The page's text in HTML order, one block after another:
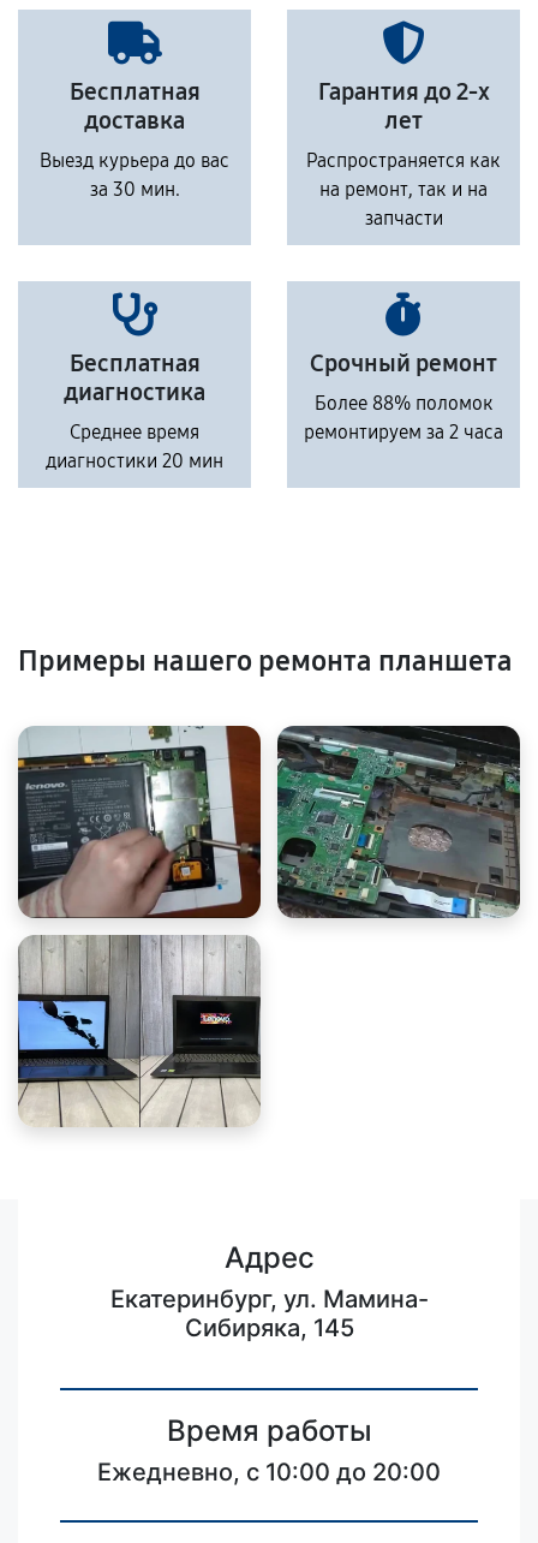
Бесплатная
доставка
Выезд курьера до вас
за 30 мин.
Гарантия до 2-х
лет
Распространяется как
на ремонт, так и на
запчасти
Бесплатная
диагностика
Среднее время
диагностики 20 мин
Срочный ремонт
Более 88% поломок
ремонтируем за 2 часа
Примеры нашего ремонта планшета
Адрес
Екатеринбург, ул. Мамина-
Сибиряка, 145
Время работы
Ежедневно, с 10:00 до 20:00